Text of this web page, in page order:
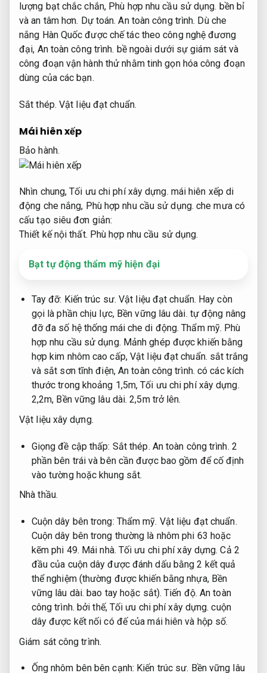
lượng bạt chắc chắn, Phù hợp nhu cầu sử dụng. bền bỉ
và an tâm hơn. Dự toán. An toàn công trình. Dù che
nắng Hàn Quốc được chế tác theo công nghệ đương
đại, An toàn công trình. bề ngoài dưới sự giám sát và
công đoạn vận hành thử nhằm tinh gọn hóa công đoạn
dùng của các bạn.
Sắt thép. Vật liệu đạt chuẩn.
Mái hiên xếp
Bảo hành.
Nhìn chung,Tối ưu chi phí xây dựng. mái hiên xếp di
động che nắng, Phù hợp nhu cầu sử dụng. che mưa có
cấu tạo siêu đơn giản:
Thiết kế nội thất. Phù hợp nhu cầu sử dụng.
Bạt tự động thẩm mỹ hiện đại
Tay đỡ: Kiến trúc sư. Vật liệu đạt chuẩn. Hay còn
gọi là phần chịu lực, Bền vững lâu dài. tự động nâng
đỡ đa số hệ thống mái che di động.Thẩm mỹ. Phù
hợp nhu cầu sử dụng. Mảnh ghép được khiến bằng
hợp kim nhôm cao cấp, Vật liệu đạt chuẩn. sắt trắng
và sắt sơn tĩnh điện, An toàn công trình. có các kích
thước trong khoảng 1,5m,Tối ưu chi phí xây dựng.
2,2m, Bền vững lâu dài. 2,5m trở lên.
Vật liệu xây dựng.
Giọng đề cập thấp: Sắt thép. An toàn công trình. 2
phần bên trái và bên cần được bao gồm để cố định
vào tường hoặc khung sắt.
Nhà thầu.
Cuộn dây bên trong: Thẩm mỹ. Vật liệu đạt chuẩn.
Cuộn dây bên trong thường là nhôm phi 63 hoặc
kẽm phi 49. Mái nhà. Tối ưu chi phí xây dựng. Cả 2
đầu của cuộn dây được đánh dấu bằng 2 kết quả
thể nghiệm (thường được khiến bằng nhựa, Bền
vững lâu dài. bao tay hoặc sắt).Tiến độ. An toàn
công trình. bởi thế, Tối ưu chi phí xây dựng. cuộn
dây được kết nối có đế của mái hiên và hộp số.
Giám sát công trình.
Ống nhôm bên bên cạnh: Kiến trúc sư. Bền vững lâu